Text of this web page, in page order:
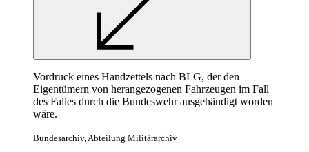
Vordruck eines Handzettels nach BLG, der den
Eigentümern von herangezogenen Fahrzeugen im Fall
des Falles durch die Bundeswehr ausgehändigt worden
wäre.
Bundesarchiv, Abteilung Militärarchiv